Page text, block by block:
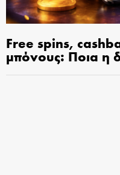
Free spins,
μπόνους: Ποια η